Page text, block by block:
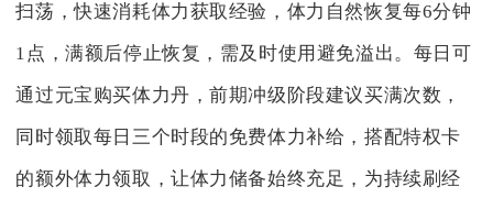
扫荡，快速消耗体力获取经验，体力自然恢复每6分钟
1点，满额后停止恢复，需及时使用避免溢出。每日可
通过元宝购买体力丹，前期冲级阶段建议买满次数，
同时领取每日三个时段的免费体力补给，搭配特权卡
的额外体力领取，让体力储备始终充足，为持续刷经